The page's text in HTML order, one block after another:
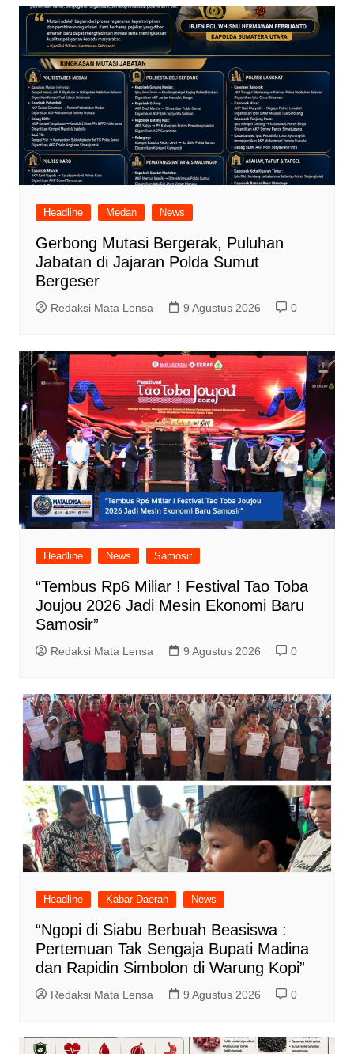
Headline Medan News
Gerbong Mutasi Bergerak, Puluhan
Jabatan di Jajaran Polda Sumut
Bergeser
Redaksi Mata Lensa 9 Agustus 2026 0
Headline News Samosir
“Tembus Rp6 Miliar ! Festival Tao Toba
Joujou 2026 Jadi Mesin Ekonomi Baru
Samosir”
Redaksi Mata Lensa 9 Agustus 2026 0
Headline Kabar Daerah News
“Ngopi di Siabu Berbuah Beasiswa :
Pertemuan Tak Sengaja Bupati Madina
dan Rapidin Simbolon di Warung Kopi”
Redaksi Mata Lensa 9 Agustus 2026 0